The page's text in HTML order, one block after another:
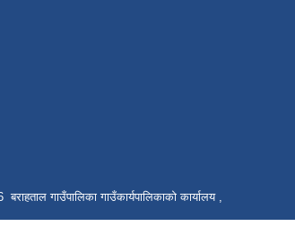
गाउँपालिका गाउँकार्यपालिकाको कार्यालय ,